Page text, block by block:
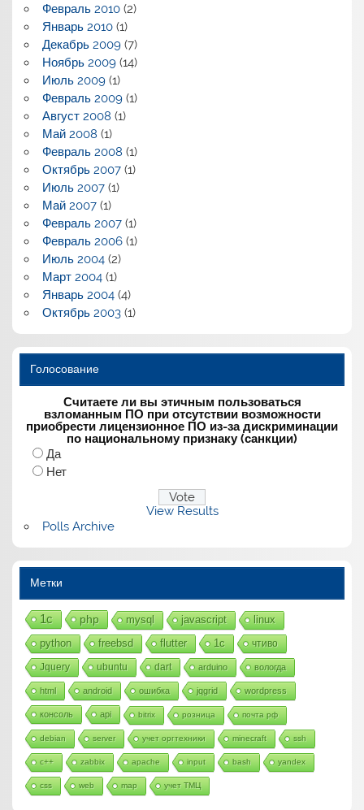
Февраль 2010(2)
Январь 2010(1)
Декабрь 2009(7)
Ноябрь 2009(14)
Июль 2009(1)
Февраль 2009(1)
Август 2008 (1)
Май 2008 (1)
Февраль 2008 (1)
Октябрь 2007(1)
Июль 2007(1)
Май 2007(1)
Февраль 2007(1)
Февраль 2006(1)
Июль 2004(2)
Март 2004(1)
Январь 2004(4)
Октябрь 2003(1)
Голосование
Считаете ли вы этичным пользоваться
взломанным ПО при отсутствии возможности
приобрести лицензионное ПО из-за дискриминации
по национальному признаку (санкции)
Да
Нет
View Results
Polls Archive
Метки
1с php mysql javascript linux
python freebsd flutter 1c чтиво
Jquery ubuntu dart arduino вологда
html android ошибка jqgrid wordpress
консоль api bitrix розница почта рф
debian server учет оргтехники minecraft ssh
c++ zabbix apache input bash yandex
css web map учет ТМЦ